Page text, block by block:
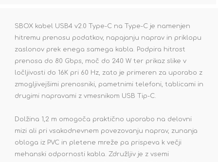
SBOX kabel USB4 v2.0 Type-C na Type-C je namenjen
hitremu prenosu podatkov, napajanju naprav in priklopu
zaslonov prek enega samega kabla. Podpira hitrost
prenosa do 80 Gbps, moč do 240 W ter prikaz slike v
ločljivosti do 16K pri 60 Hz, zato je primeren za uporabo z
zmogljivejšimi prenosniki, pametnimi telefoni, tablicami in
drugimi napravami z vmesnikom USB Tip-C.
Dolžina 1,2 m omogoča praktično uporabo na delovni
mizi ali pri vsakodnevnem povezovanju naprav, zunanja
obloga iz PVC in pletene mreže pa prispeva k večji
mehanski odpornosti kabla. Združljiv je z vsemi